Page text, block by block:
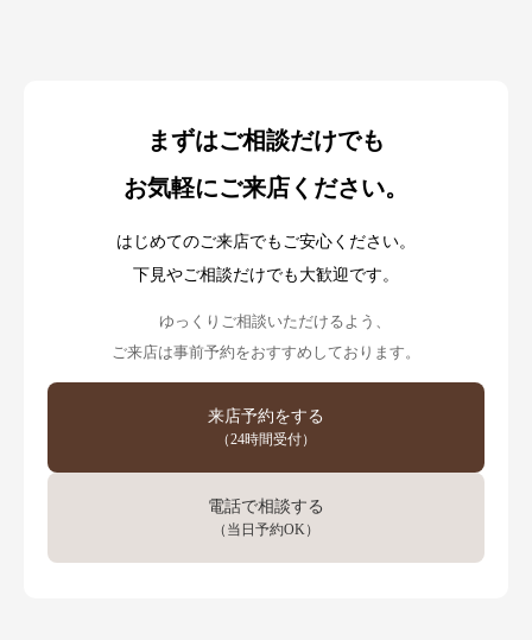
まずはご相談だけでも
お気軽にご来店ください。
はじめてのご来店でもご安心ください。
下見やご相談だけでも大歓迎です。
ゆっくりご相談いただけるよう、
ご来店は事前予約をおすすめしております。
来店予約をする
（24時間受付）
電話で相談する
（当日予約OK）